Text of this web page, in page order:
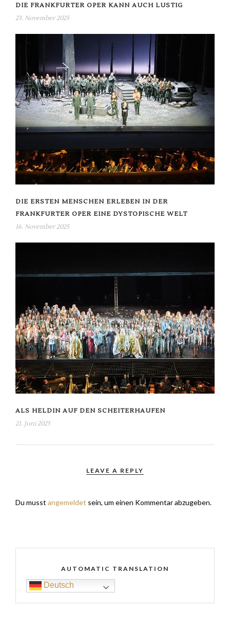
DIE FRANKFURTER OPER KANN AUCH LUSTIG
23. November 2025
DIE ERSTEN MENSCHEN ERLEBEN IN DER
FRANKFURTER OPER EINE DYSTOPISCHE WELT
16. November 2025
ALS HELDIN AUF DEN SCHEITERHAUFEN
21. Juni 2025
LEAVE A REPLY
Du musst angemeldet sein, um einen Kommentar abzugeben.
AUTOMATIC TRANSLATION
Deutsch